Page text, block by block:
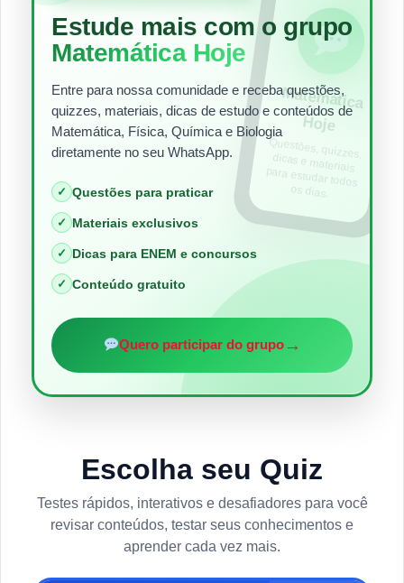
Estude mais com o grupo
Matemática Hoje
Entre para nossa comunidade e receba questões,
quizzes, materiais, dicas de estudo e conteúdos de
Matemática, Física, Química e Biologia
diretamente no seu WhatsApp.
✓ Questões para praticar
✓ Materiais exclusivos
✓ Dicas para ENEM e concursos
✓ Conteúdo gratuito
Quero participar do grupo→
Matem
ática
Hoje
Questões, quizzes,
dicas e materiais
para estudar todos
os dias.
Escolha seu Quiz
Testes rápidos, interativos e desafiadores para você
revisar conteúdos, testar seus conhecimentos e
aprender cada vez mais.